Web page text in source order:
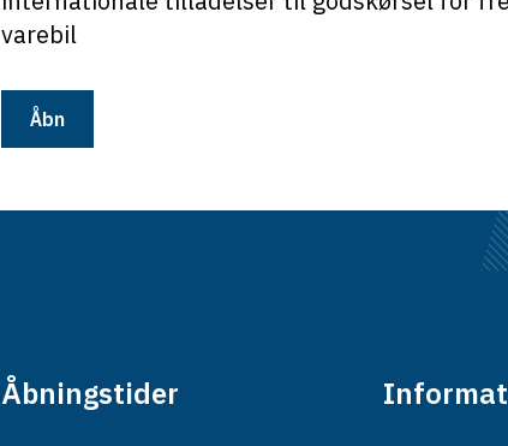
varebil
Åbn
Åbningstider